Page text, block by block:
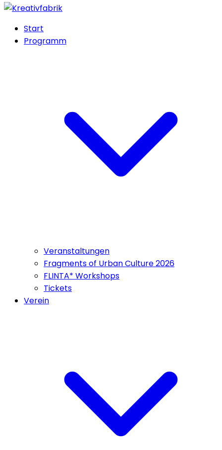
Start
Programm
Veranstaltungen
Fragments of Urban Culture 2026
FLINTA* Workshops
Tickets
Verein